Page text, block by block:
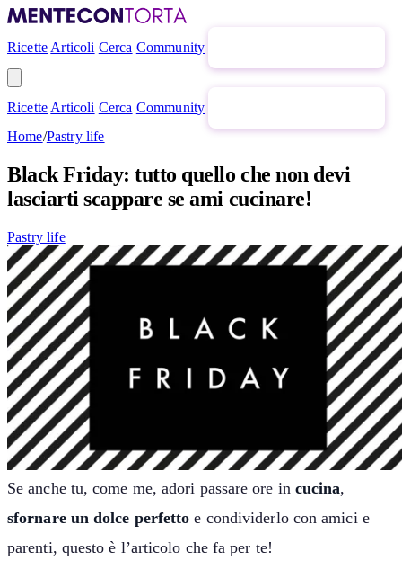
Ricette Articoli Cerca Community
Ricette Articoli Cerca Community
Home/Pastry life
Black Friday: tutto quello che non devi
lasciarti scappare se ami cucinare!
Pastry life
Se anche tu, come me, adori passare ore in cucina,
sfornare un dolce perfetto e condividerlo con amici e
parenti, questo è l’articolo che fa per te!